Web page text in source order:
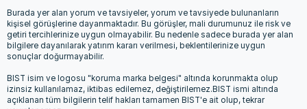
Burada yer alan yorum ve tavsiyeler, yorum ve tavsiyede bulunanların
kişisel görüşlerine dayanmaktadır. Bu görüşler, mali durumunuz ile risk ve
getiri tercihlerinize uygun olmayabilir. Bu nedenle sadece burada yer alan
bilgilere dayanılarak yatırım kararı verilmesi, beklentilerinize uygun
sonuçlar doğurmayabilir.
BIST isim ve logosu "koruma marka belgesi" altında korunmakta olup
izinsiz kullanılamaz, iktibas edilemez, değiştirilemez.BIST ismi altında
açıklanan tüm bilgilerin telif hakları tamamen BIST'e ait olup, tekrar